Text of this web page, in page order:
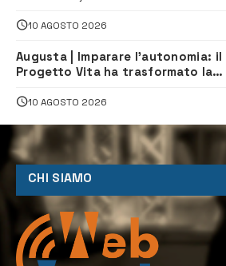
10 AGOSTO 2026
Augusta | Imparare l’autonomia: il
Progetto Vita ha trasformato la
indipendenza
10 AGOSTO 2026
CHI SIAMO